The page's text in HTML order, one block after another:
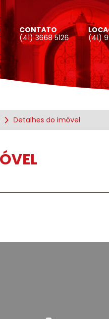
CONTATO
(41) 3668 5126
(41)
Detalhes do imóvel